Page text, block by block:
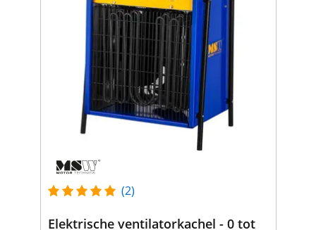
(2)
Elektrische ventilatorkachel - 0 tot